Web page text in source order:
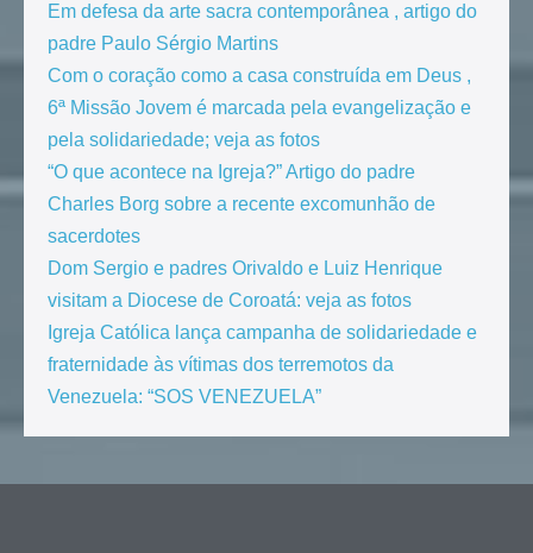
Em defesa da arte sacra contemporânea , artigo do
padre Paulo Sérgio Martins
Com o coração como a casa construída em Deus ,
6ª Missão Jovem é marcada pela evangelização e
pela solidariedade; veja as fotos
“O que acontece na Igreja?” Artigo do padre
Charles Borg sobre a recente excomunhão de
sacerdotes
Dom Sergio e padres Orivaldo e Luiz Henrique
visitam a Diocese de Coroatá: veja as fotos
Igreja Católica lança campanha de solidariedade e
fraternidade às vítimas dos terremotos da
Venezuela: “SOS VENEZUELA”